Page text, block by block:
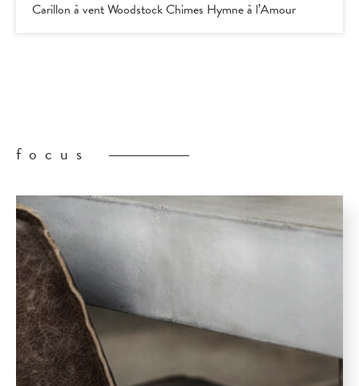
Carillon à vent Woodstock Chimes Hymne à l’Amour
focus